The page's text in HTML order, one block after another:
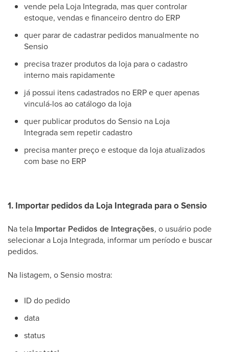
vende pela Loja Integrada, mas quer controlar
estoque, vendas e financeiro dentro do ERP
quer parar de cadastrar pedidos manualmente no
Sensio
precisa trazer produtos da loja para o cadastro
interno mais rapidamente
já possui itens cadastrados no ERP e quer apenas
vinculá-los ao catálogo da loja
quer publicar produtos do Sensio na Loja
Integrada sem repetir cadastro
precisa manter preço e estoque da loja atualizados
com base no ERP
1. Importar pedidos da Loja Integrada para o Sensio
Na tela Importar Pedidos de Integrações, o usuário pode
selecionar a Loja Integrada, informar um período e buscar
pedidos.
Na listagem, o Sensio mostra:
ID do pedido
data
status